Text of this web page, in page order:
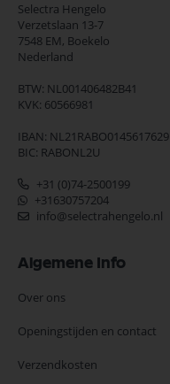
Selectra Hengelo
Verzetslaan 13-7
7548 EM, Boekelo
Nederland
BTW: NL001406482B41
KVK: 60566981
IBAN: NL21RABO0145617629
BIC: RABONL2U
+31 (0)74-2500199
+31630757204
info@selectrahengelo.nl
Algemene Info
Over ons
Openingstijden en contact
Verzendkosten